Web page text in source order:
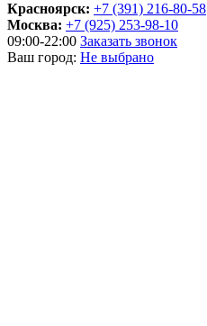
Красноярск: +7 (391) 216-80-58
Москва: +7 (925) 253-98-10
09:00-22:00 Заказать звонок
Ваш город: Не выбрано